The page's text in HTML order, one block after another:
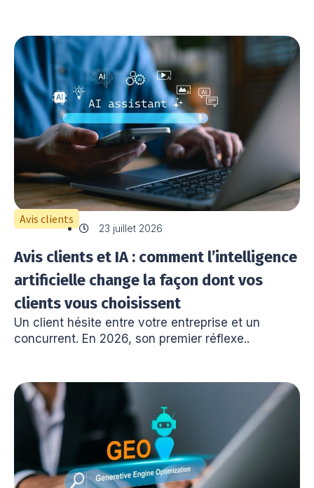
Avis clients
23 juillet 2026
Avis clients et IA : comment l’intelligence
artificielle change la façon dont vos
clients vous choisissent
Un client hésite entre votre entreprise et un
concurrent. En 2026, son premier réflexe..